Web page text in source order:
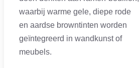
waarbij warme gele, diepe rode
en aardse browntinten worden
geïntegreerd in wandkunst of
meubels.